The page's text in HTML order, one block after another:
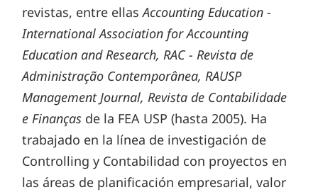
revistas, entre ellasAccounting Education -
International Association for Accounting
Education and Research, RAC - Revista de
Administração Contemporânea, RAUSP
Management Journal, Revista de Contabilidade
e Finanças de la FEA USP (hasta 2005). Ha
trabajado en la línea de investigación de
Controlling y Contabilidad con proyectos en
las áreas de planificación empresarial, valor